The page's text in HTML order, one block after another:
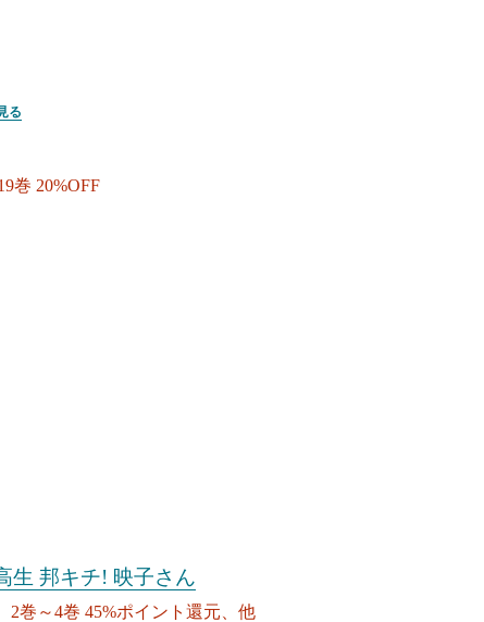
る
巻 20%OFF
生 邦キチ! 映子さん
2巻～4巻 45%ポイント還元、他